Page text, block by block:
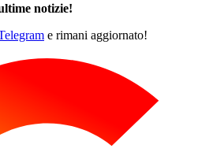
notizie!
e rimani aggiornato!